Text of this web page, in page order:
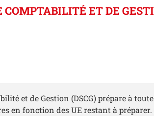
ET DE
et de Gestion (DSCG) prépare à
en fonction des UE restant à préparer.